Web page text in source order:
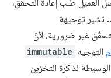
العميل طلب إعادة التحقّق،
تشير توجيهة
غير ضرورية، لأنّ
التوجيه immutable
لذاكرة التخزين